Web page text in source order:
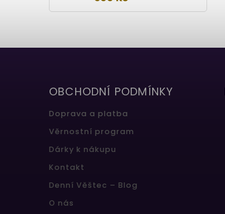
OBCHODNÍ PODMÍNKY
Doprava a platba
Věrnostní program
Dárky k nákupu
Kontakt
Denní Věštec – Blog
O nás